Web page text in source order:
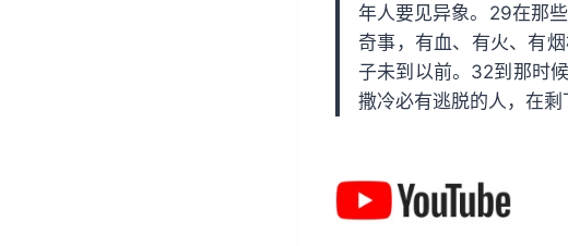
年人要见异象。29在那
奇事，有血、有火、有
子未到以前。32到那时
撒冷必有逃脱的人，在